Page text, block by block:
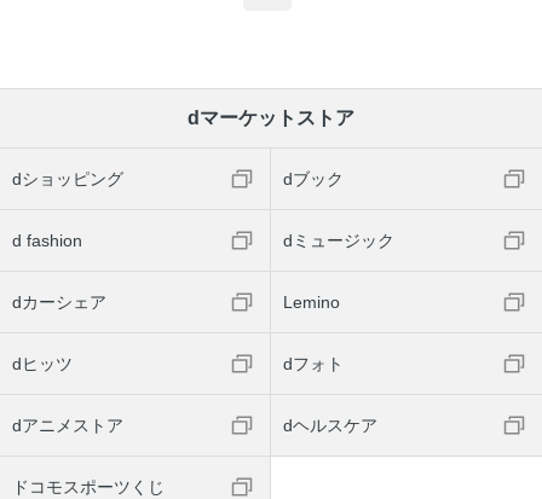
dマーケットストア
dショッピング dブック
d fashion dミュージック
dカーシェア Lemino
dヒッツ dフォト
dアニメストア dヘルスケア
ドコモスポーツくじ